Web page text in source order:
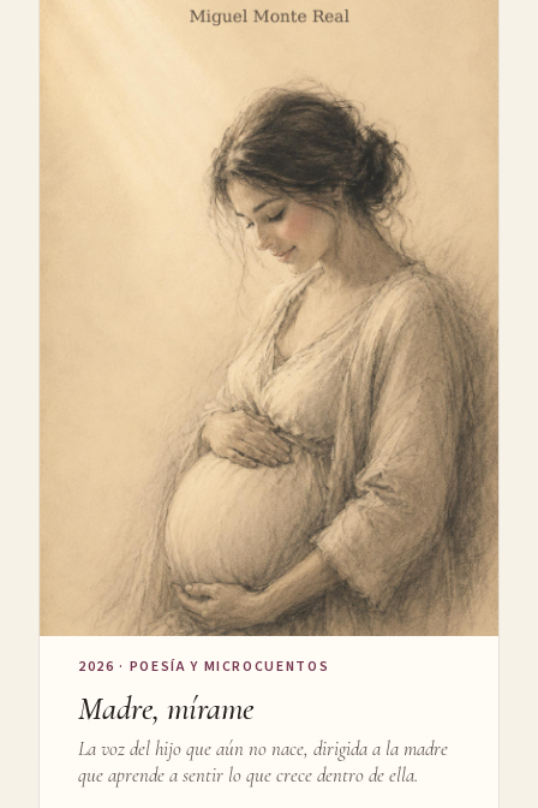
2026 · POESÍA Y MICROCUENTOS
Madre, mírame
La voz del hijo que aún no nace, dirigida a la madre
que aprende a sentir lo que crece dentro de ella.